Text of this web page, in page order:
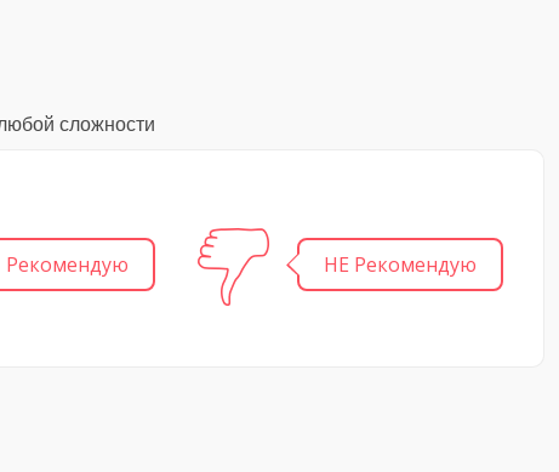
сложности
Рекомендую НЕ Рекомендую